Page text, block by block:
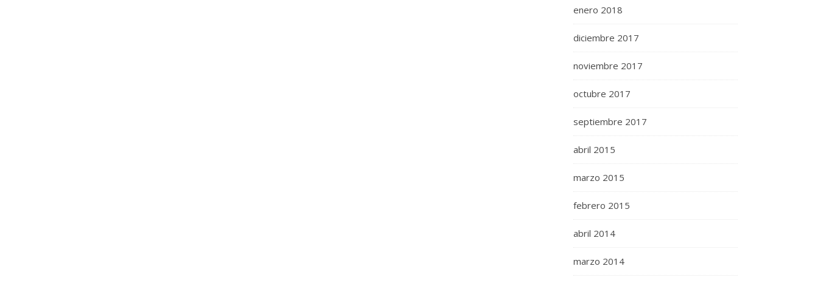
enero 2018
diciembre 2017
noviembre 2017
octubre 2017
septiembre 2017
abril 2015
marzo 2015
febrero 2015
abril 2014
marzo 2014